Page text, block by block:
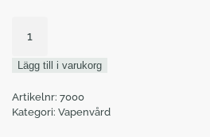
metall
Favero
Lägg till i varukorg
Artikelnr: 7000
Kategori: Vapenvård